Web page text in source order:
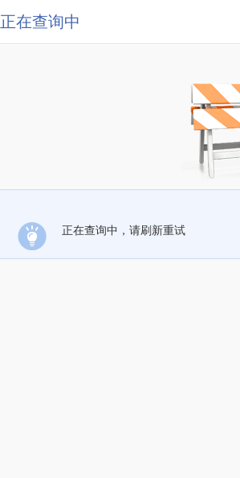
正在查询中
正在查询中，请刷新重试